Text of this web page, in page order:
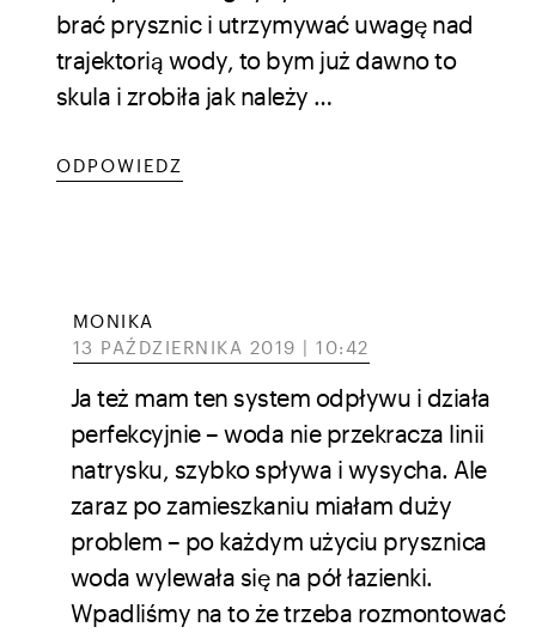
brać prysznic i utrzymywać uwagę nad
trajektorią wody, to bym już dawno to
skula i zrobiła jak należy …
ODPOWIEDZ
MONIKA
13 PAŹDZIERNIKA 2019 | 10:42
Ja też mam ten system odpływu i działa
perfekcyjnie – woda nie przekracza linii
natrysku, szybko spływa i wysycha. Ale
zaraz po zamieszkaniu miałam duży
problem – po każdym użyciu prysznica
woda wylewała się na pół łazienki.
Wpadliśmy na to że trzeba rozmontować